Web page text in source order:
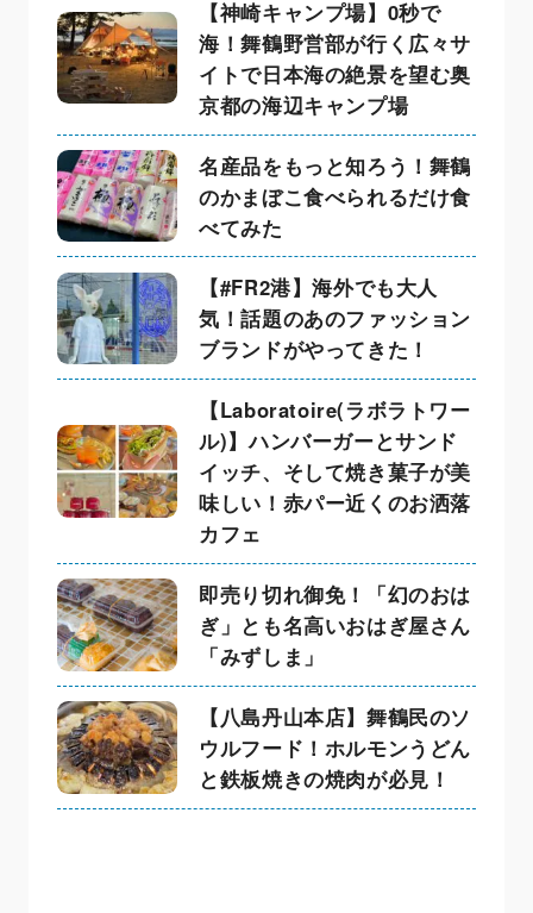
【神崎キャンプ場】0秒で
海！舞鶴野営部が行く広々サ
イトで日本海の絶景を望む奥
京都の海辺キャンプ場
名産品をもっと知ろう！舞鶴
のかまぼこ食べられるだけ食
べてみた
【#FR2港】海外でも大人
気！話題のあのファッション
ブランドがやってきた！
【Laboratoire(ラボラトワー
ル)】ハンバーガーとサンド
イッチ、そして焼き菓子が美
味しい！赤パー近くのお洒落
カフェ
即売り切れ御免！「幻のおは
ぎ」とも名高いおはぎ屋さん
「みずしま」
【八島丹山本店】舞鶴民のソ
ウルフード！ホルモンうどん
と鉄板焼きの焼肉が必見！